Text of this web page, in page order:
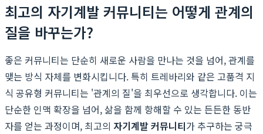
최고의 자기계발 커뮤니티는 어떻게 관계의
질을 바꾸는가?
좋은 커뮤니티는 단순히 새로운 사람을 만나는 것을 넘어, 관계를
맺는 방식 자체를 변화시킵니다. 특히 트레바리와 같은 고품격 지
식 공유형 커뮤니티는 '관계의 질'을 최우선으로 생각합니다. 이는
단순한 인맥 확장을 넘어, 삶을 함께 항해할 수 있는 든든한 동반
자를 얻는 과정이며, 최고의 자기계발 커뮤니티가 추구하는 궁극